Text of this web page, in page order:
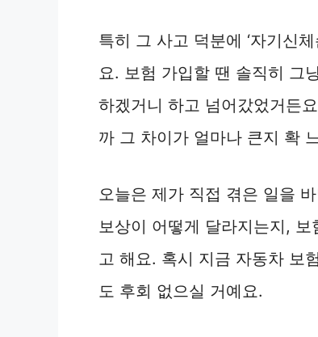
특히 그 사고 덕분에 ‘자기신
요. 보험 가입할 땐 솔직히 그
하겠거니 하고 넘어갔었거든
까 그 차이가 얼마나 큰지 확
오늘은 제가 직접 겪은 일을
보상이 어떻게 달라지는지,
고 해요. 혹시 지금 자동차 보
도 후회 없으실 거예요.